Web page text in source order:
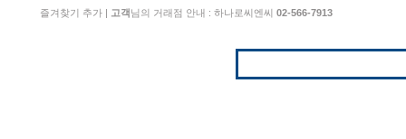
즐겨찾기 추가| 고객님의 거래점 안내 : 하나로씨엔씨 02-566-7913